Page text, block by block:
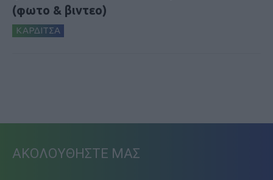
(φωτο & βιντεο)
ΚΑΡΔΙΤΣΑ
ΑΚΟΛΟΥΘΗΣΤΕ ΜΑΣ